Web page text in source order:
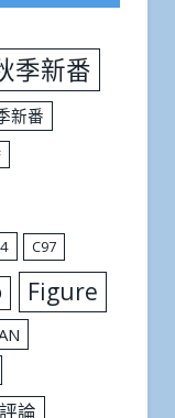
季新番
新番
C97
Figure
論